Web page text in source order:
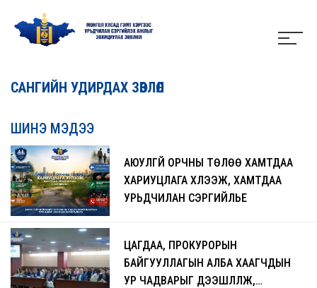
САНГИЙН УДИРДАХ ЗӨВЛӨЛ
ШИНЭ МЭДЭЭ
АЮУЛГҮЙ ОРЧНЫ ТӨЛӨӨ ХАМТДАА
ХАРИУЦЛАГА ХҮЛЭЭЖ, ХАМТДАА
УРЬДЧИЛАН СЭРГИЙЛЬЕ
ЦАГДАА, ПРОКУРОРЫН
БАЙГУУЛЛАГЫН АЛБА ХААГЧДЫН
УР ЧАДВАРЫГ ДЭЭШЛҮҮЛЖ,